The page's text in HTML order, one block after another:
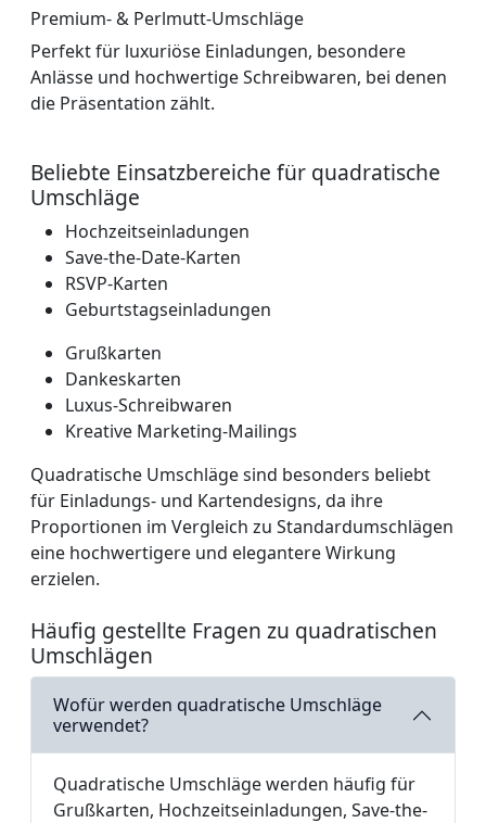
Premium- & Perlmutt-Umschläge
Perfekt für luxuriöse Einladungen, besondere
Anlässe und hochwertige Schreibwaren, bei denen
die Präsentation zählt.
Beliebte Einsatzbereiche für quadratische
Umschläge
Hochzeitseinladungen
Save-the-Date-Karten
RSVP-Karten
Geburtstagseinladungen
Grußkarten
Dankeskarten
Luxus-Schreibwaren
Kreative Marketing-Mailings
Quadratische Umschläge sind besonders beliebt
für Einladungs- und Kartendesigns, da ihre
Proportionen im Vergleich zu Standardumschlägen
eine hochwertigere und elegantere Wirkung
erzielen.
Häufig gestellte Fragen zu quadratischen
Umschlägen
Wofür werden quadratische Umschläge
verwendet?
Quadratische Umschläge werden häufig für
Grußkarten, Hochzeitseinladungen, Save-the-